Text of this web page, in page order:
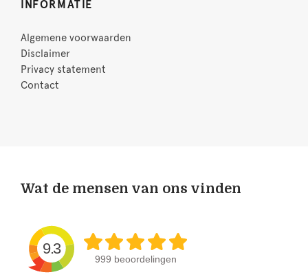
INFORMATIE
Algemene voorwaarden
Disclaimer
Privacy statement
Contact
Wat de mensen van ons vinden
9.3
999 beoordelingen